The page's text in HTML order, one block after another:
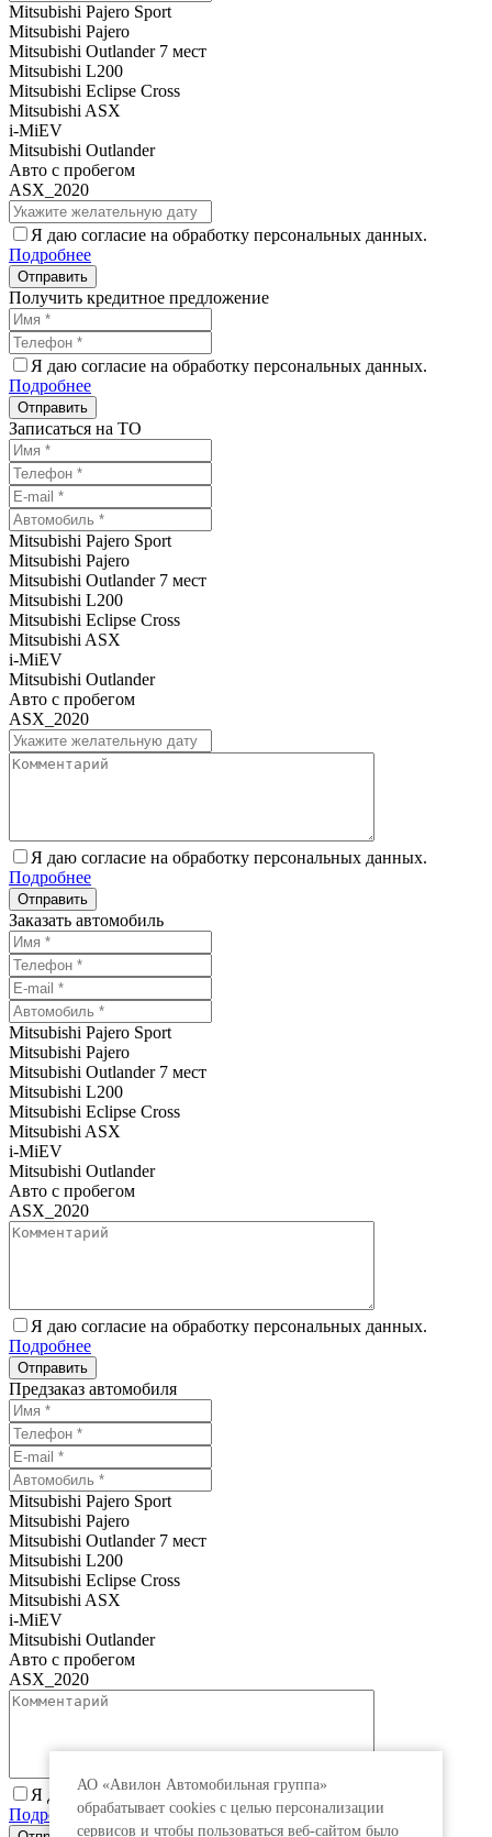
АО «Авилон Автомобильная группа»
обрабатывает cookies с целью персонализации
сервисов и чтобы пользоваться веб-сайтом было
Mitsubishi Pajero Sport
Mitsubishi Pajero
Mitsubishi Outlander 7 мест
Mitsubishi L200
Mitsubishi Eclipse Cross
Mitsubishi ASX
i-MiEV
Mitsubishi Outlander
Авто с пробегом
ASX_2020
Я даю согласие на обработку персональных данных.
Подробнее
Получить кредитное предложение
Я даю согласие на обработку персональных данных.
Подробнее
Записаться на ТО
Mitsubishi Pajero Sport
Mitsubishi Pajero
Mitsubishi Outlander 7 мест
Mitsubishi L200
Mitsubishi Eclipse Cross
Mitsubishi ASX
i-MiEV
Mitsubishi Outlander
Авто с пробегом
ASX_2020
Я даю согласие на обработку персональных данных.
Подробнее
Заказать автомобиль
Mitsubishi Pajero Sport
Mitsubishi Pajero
Mitsubishi Outlander 7 мест
Mitsubishi L200
Mitsubishi Eclipse Cross
Mitsubishi ASX
i-MiEV
Mitsubishi Outlander
Авто с пробегом
ASX_2020
Я даю согласие на обработку персональных данных.
Подробнее
Предзаказ автомобиля
Mitsubishi Pajero Sport
Mitsubishi Pajero
Mitsubishi Outlander 7 мест
Mitsubishi L200
Mitsubishi Eclipse Cross
Mitsubishi ASX
i-MiEV
Mitsubishi Outlander
Авто с пробегом
ASX_2020
Я даю согласие на обработку персональных данных.
Подробнее